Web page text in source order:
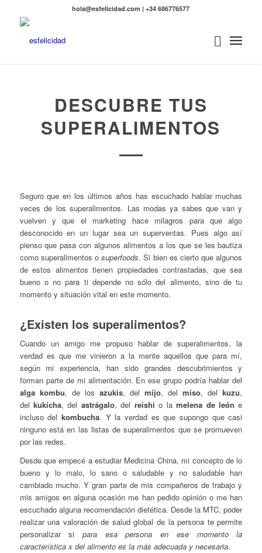
hola@esfelicidad.com | +34 686776577
DESCUBRE TUS
SUPERALIMENTOS
Seguro que en los últimos años has escuchado hablar muchas
veces de los superalimentos. Las modas ya sabes que van y
vuelven y que el marketing hace milagros para que algo
desconocido en un lugar sea un superventas. Pues algo así
pienso que pasa con algunos alimentos a los que se les bautiza
como superalimentos osuperfoods. Si bien es cierto que algunos
de estos alimentos tienen propiedades contrastadas, que sea
bueno o no para ti depende no sólo del alimento, sino de tu
momento y situación vital en este momento.
¿Existen los superalimentos?
Cuando un amigo me propuso hablar de superalimentos, la
verdad es que me vinieron a la mente aquellos que para mí,
según mi experiencia, han sido grandes descubrimientos y
forman parte de mi alimentación. En ese grupo podría hablar del
alga kombu, de los azukis, delmijo, delmiso, delkuzu,
delkukicha, del astrágalo, del reishi o lamelena de león e
incluso del kombucha. Y la verdad es que supongo que casi
ninguno está en las listas de superalimentos que se promueven
por las redes.
Desde que empecé a estudiar Medicina China, mi concepto de lo
bueno y lo malo, lo sano o saludable y no saludable han
cambiado mucho. Y gran parte de mis compañeros de trabajo y
mis amigos en alguna ocasión me han pedido opinión o me han
escuchado alguna recomendación dietética. Desde la MTC, poder
realizar una valoración de salud global de la persona te permite
personalizar sipara esa persona en ese momento la
característica x del alimento es la más adecuada y necesaria.